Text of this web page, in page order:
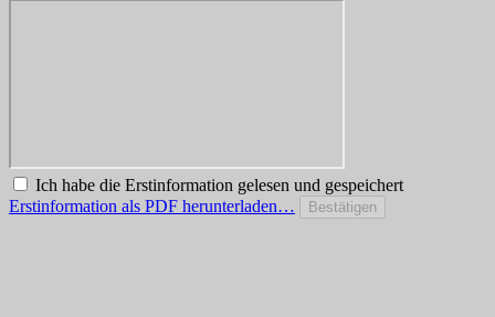
Ich habe die Erstinformation gelesen und gespeichert
Erstinformation als PDF herunterladen…
Bestätigen